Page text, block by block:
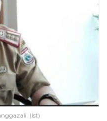
(Ist)